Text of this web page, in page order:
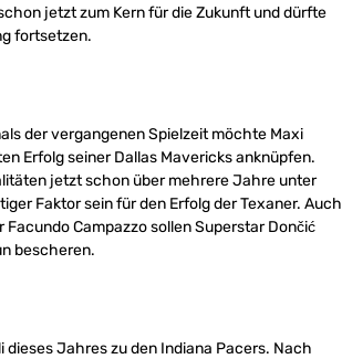
jetzt zum Kern für die Zukunft und dürfte
fortsetzen.
der vergangenen Spielzeit möchte Maxi
Erfolg seiner Dallas Mavericks anknüpfen.
jetzt schon über mehrere Jahre unter
Faktor sein für den Erfolg der Texaner. Auch
Campazzo sollen Superstar Dončić
bescheren.
Jahres zu den Indiana Pacers. Nach